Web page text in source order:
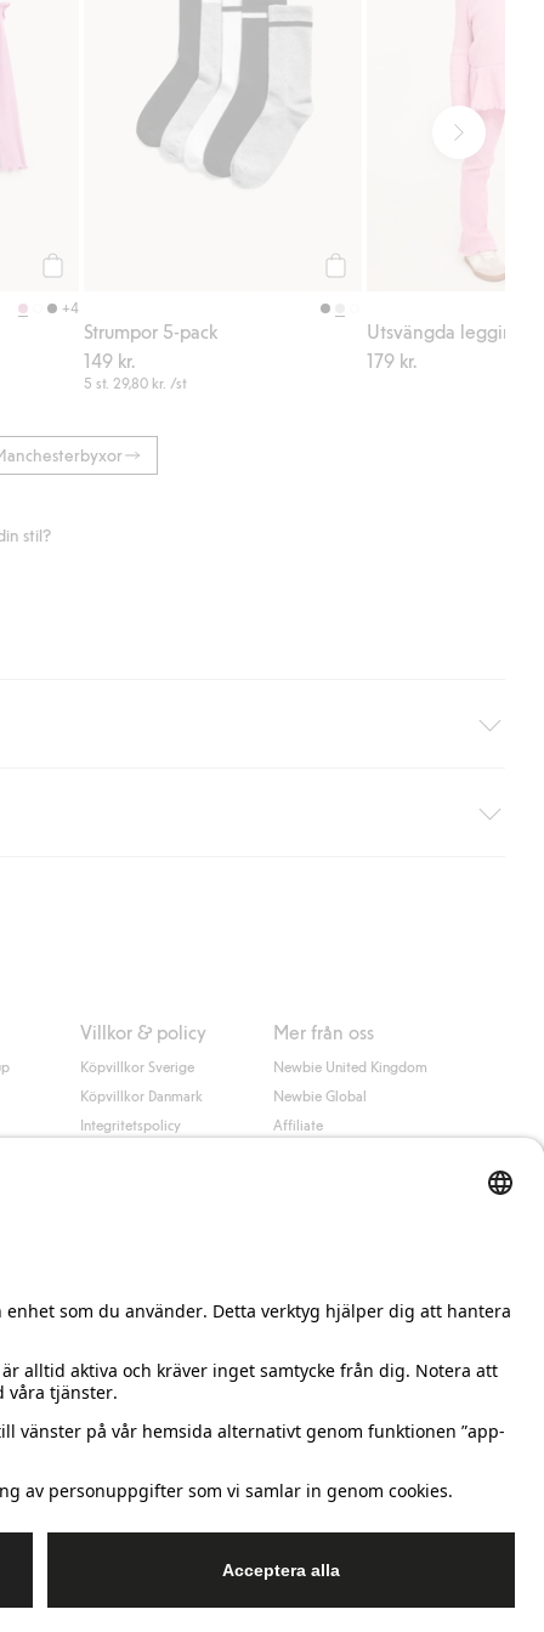
+4
Strumpor 5-pack
149 kr.
5 st. 29,80 kr. /st
Utsvängda leggings
179 kr.
stil?
ej hemleverans). Frakten tas bort per automatik efter du
Villkor & policy
Köpvillkor Sverige
Köpvillkor Danmark
Integritetspolicy
Mer från oss
Newbie United Kingdom
Newbie Global
Affiliate